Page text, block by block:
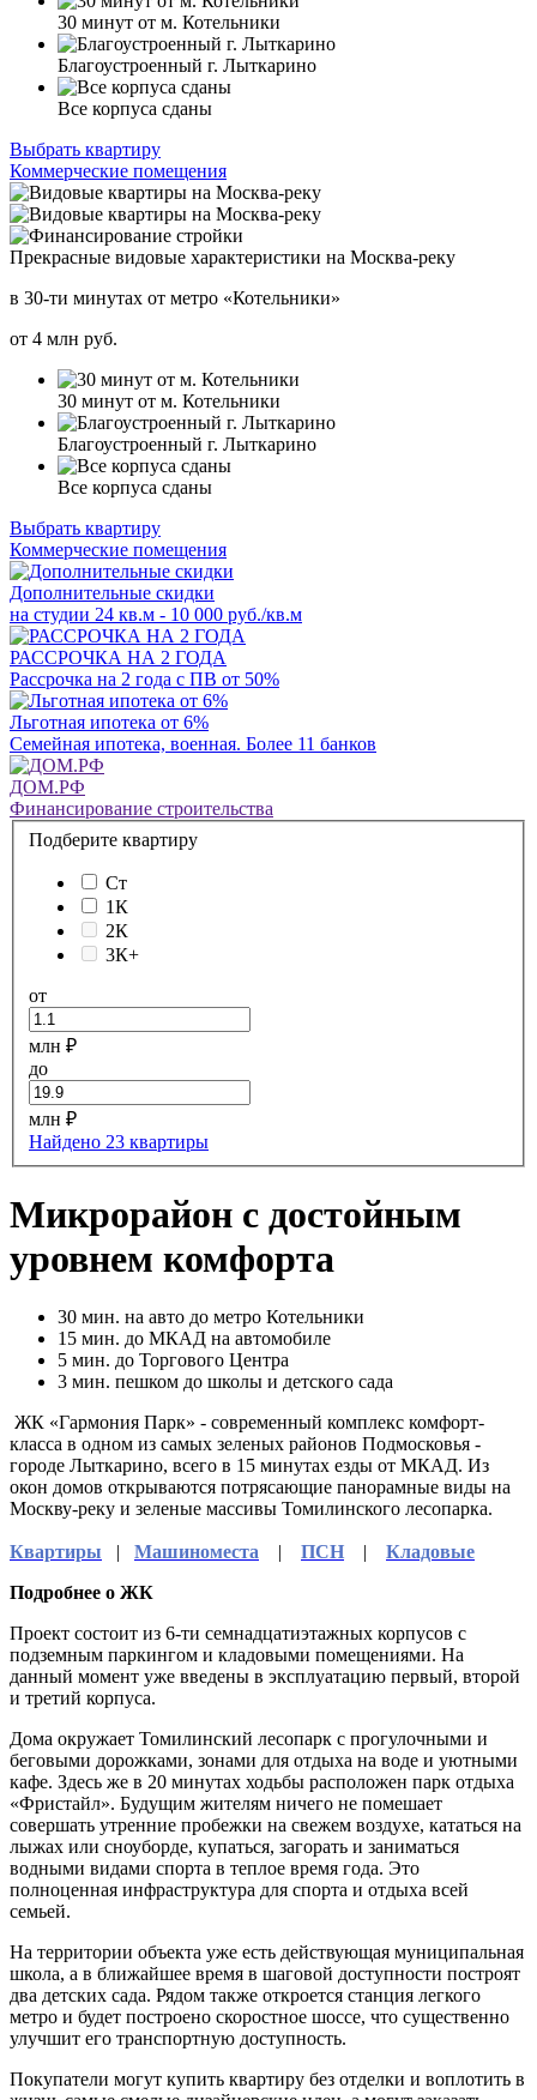
30 минут от м. Котельники
Благоустроенный г. Лыткарино
Все корпуса сданы
Выбрать квартиру
Коммерческие помещения
Прекрасные видовые характеристики на Москва-реку
в 30-ти минутах от метро «Котельники»
от 4 млн руб.
30 минут от м. Котельники
Благоустроенный г. Лыткарино
Все корпуса сданы
Выбрать квартиру
Коммерческие помещения
Дополнительные скидки
на студии 24 кв.м - 10 000 руб./кв.м
РАССРОЧКА НА 2 ГОДА
Рассрочка на 2 года с ПВ от 50%
Льготная ипотека от 6%
Семейная ипотека, военная. Более 11 банков
ДОМ.РФ
Финансирование строительства
Подберите квартиру
Ст
1К
2К
3К+
от
млн ₽
до
млн ₽
Найдено 23 квартиры
Микрорайон с достойным
уровнем комфорта
30 мин. на авто до метро Котельники
15 мин. до МКАД на автомобиле
5 мин. до Торгового Центра
3 мин. пешком до школы и детского сада
ЖК «Гармония Парк» - современный комплекс комфорт-
класса в одном из самых зеленых районов Подмосковья -
городе Лыткарино, всего в 15 минутах езды от МКАД. Из
окон домов открываются потрясающие панорамные виды на
Москву-реку и зеленые массивы Томилинского лесопарка.
Квартиры Машиноместа ПСН
Кладовые
Подробнее о ЖК
Проект состоит из 6-ти семнадцатиэтажных корпусов с
подземным паркингом и кладовыми помещениями. На
данный момент уже введены в эксплуатацию первый, второй
и третий корпуса.
Дома окружает Томилинский лесопарк с прогулочными и
беговыми дорожками, зонами для отдыха на воде и уютными
кафе. Здесь же в 20 минутах ходьбы расположен парк отдыха
«Фристайл». Будущим жителям ничего не помешает
совершать утренние пробежки на свежем воздухе, кататься на
лыжах или сноуборде, купаться, загорать и заниматься
водными видами спорта в теплое время года. Это
полноценная инфраструктура для спорта и отдыха всей
семьей.
На территории объекта уже есть действующая муниципальная
школа, а в ближайшее время в шаговой доступности построят
два детских сада. Рядом также откроется станция легкого
метро и будет построено скоростное шоссе, что существенно
улучшит его транспортную доступность.
Покупатели могут купить квартиру без отделки и воплотить в